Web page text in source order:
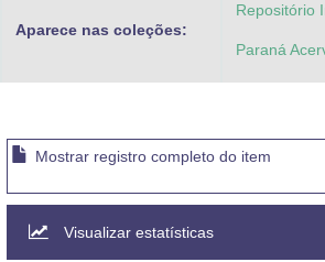
Aparece nas coleções:
Repositório
Paraná
Mostrar registro completo do item
Visualizar estatísticas